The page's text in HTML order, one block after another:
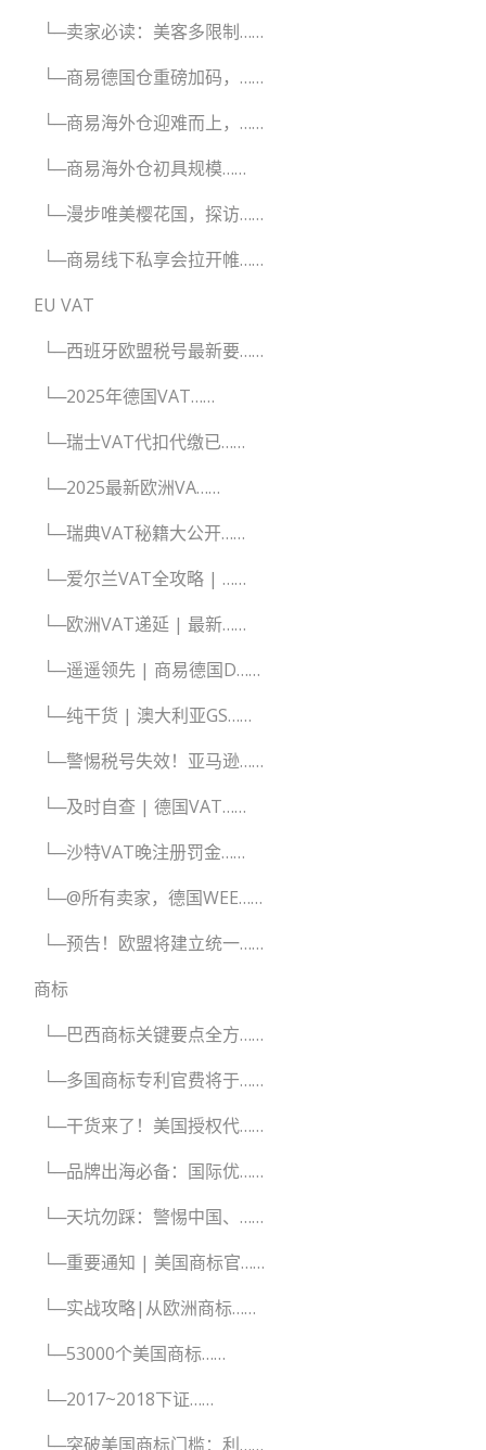
└─卖家必读：美客多限制……
└─商易德国仓重磅加码，……
└─商易海外仓迎难而上，……
└─商易海外仓初具规模……
└─漫步唯美樱花国，探访……
└─商易线下私享会拉开帷……
EU VAT
└─西班牙欧盟税号最新要……
└─2025年德国VAT……
└─瑞士VAT代扣代缴已……
└─2025最新欧洲VA……
└─瑞典VAT秘籍大公开……
└─爱尔兰VAT全攻略 | ……
└─欧洲VAT递延 | 最新……
└─遥遥领先 | 商易德国D……
└─纯干货 | 澳大利亚GS……
└─警惕税号失效！亚马逊……
└─及时自查 | 德国VAT……
└─沙特VAT晚注册罚金……
└─@所有卖家，德国WEE……
└─预告！欧盟将建立统一……
商标
└─巴西商标关键要点全方……
└─多国商标专利官费将于……
└─干货来了！美国授权代……
└─品牌出海必备：国际优……
└─天坑勿踩：警惕中国、……
└─重要通知 | 美国商标官……
└─实战攻略|从欧洲商标……
└─53000个美国商标……
└─2017~2018下证……
└─突破美国商标门槛：利……